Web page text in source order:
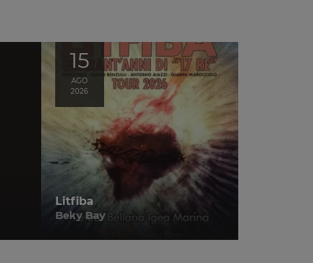
15
AGO
2026
Litfiba
Beky Bay